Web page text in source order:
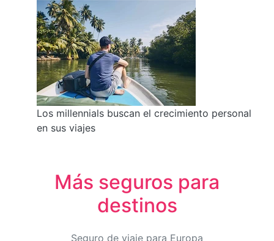
Los millennials buscan el crecimiento personal
en sus viajes
Más seguros para
destinos
Seguro de viaje para Europa